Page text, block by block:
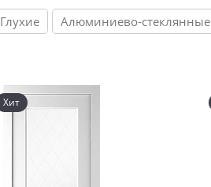
Глухие Алюминиево-стеклянные
Хит